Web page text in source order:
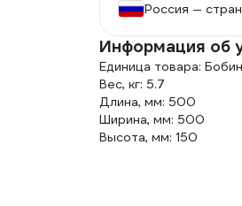
Россия —
Информация об
Единица товара:
Вес, кг: 5.7
Длина, мм: 500
Ширина, мм: 500
Высота, мм: 150